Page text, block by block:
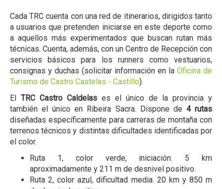
Cada TRC cuenta con una red de itinerarios, dirigidos tanto
a usuarios que pretenden iniciarse en este deporte como
a aquellos más experimentados que buscan rutan más
técnicas. Cuenta, además, con un Centro de Recepción con
servicios básicos para los runners como vestuarios,
consignas y duchas (solicitar información en la Oficina de
Turismo de Castro Castelas - Castillo).
El TRC Castro Caldelas es el único de la provincia y
también el único en Ribeira Sacra. Dispone de 4 rutas
diseñadas específicamente para carreras de montaña con
terrenos técnicos y distintas dificultades identificadas por
el color.
Ruta 1, color verde, iniciación. 5 km
aproximadamente y 211 m de desnivel positivo.
Ruta 2, color azul, dificultad media. 20 km y 850 m